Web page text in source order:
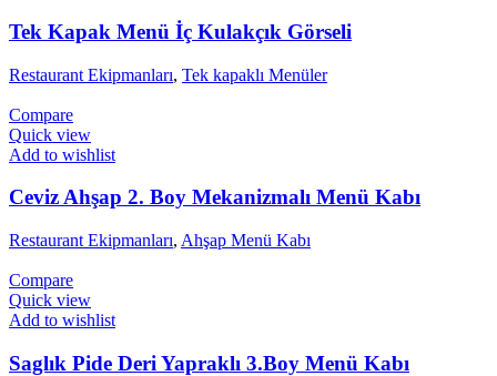
Tek Kapak Menü İç Kulakçık Görseli
Restaurant Ekipmanları, Tek kapaklı Menüler
Compare
Quick view
Add to wishlist
Ceviz Ahşap 2. Boy Mekanizmalı Menü Kabı
Restaurant Ekipmanları, Ahşap Menü Kabı
Compare
Quick view
Add to wishlist
Saglık Pide Deri Yapraklı 3.Boy Menü Kabı